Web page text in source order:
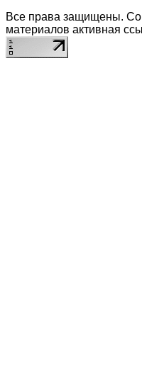
Все права защищены.
материалов активная